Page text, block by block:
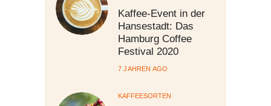
Kaffee-Event in der
Hansestadt: Das
Hamburg Coffee
Festival 2020
7 JAHREN AGO
KAFFEESORTEN